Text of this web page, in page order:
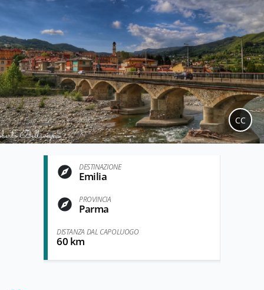
CC
DESTINAZIONE
Emilia
PROVINCIA
Parma
DISTANZA DAL CAPOLUOGO
60 km